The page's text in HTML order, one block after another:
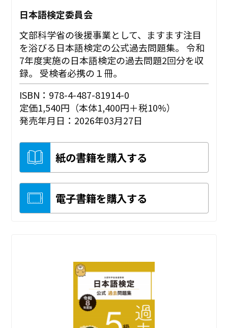
日本語検定委員会
文部科学省の後援事業として、ますます注目
を浴びる日本語検定の公式過去問題集。 令和
7年度実施の日本語検定の過去問題2回分を収
録。 受検者必携の１冊。
ISBN：978-4-487-81914-0
定価1,540円（本体1,400円＋税10%）
発売年月日：2026年03月27日
紙の書籍を購入する
電子書籍を購入する